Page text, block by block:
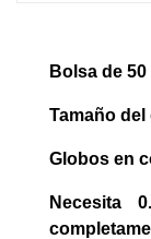
Bolsa de
Tamaño del
Globos en
Necesita